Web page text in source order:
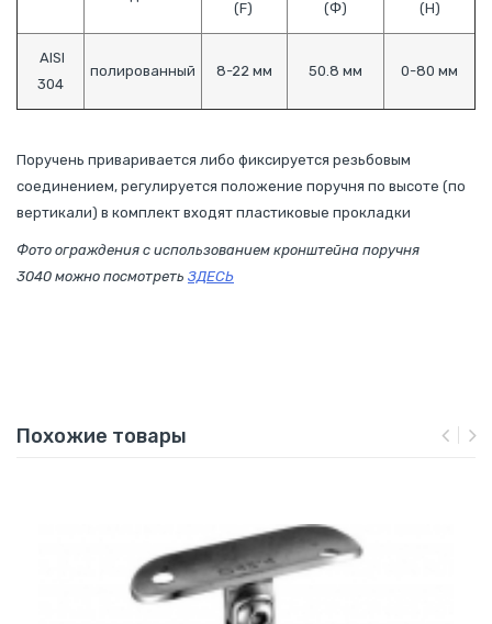
(F)
(Ф) (Н)
AISI
304
полированный 8-22 мм 50.8 мм 0-80 мм
Поручень приваривается либо фиксируется резьбовым
соединением, регулируется положение поручня по высоте (по
вертикали) в комплект входят пластиковые прокладки
Фото ограждения с использованием кронштейна поручня
3040 можно посмотреть ЗДЕСЬ
Похожие товары